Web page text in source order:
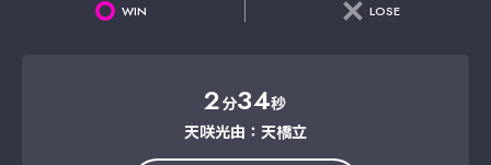
WIN LOSE
2分34秒
天咲光由：天橋立